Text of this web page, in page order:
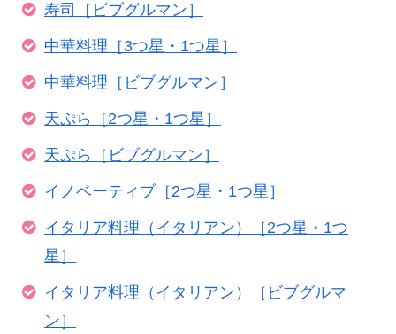
寿司［ビブグルマン］
中華料理［3つ星・1つ星］
中華料理［ビブグルマン］
天ぷら［2つ星・1つ星］
天ぷら［ビブグルマン］
イノベーティブ［2つ星・1つ星］
イタリア料理（イタリアン）［2つ星・1つ
星］
イタリア料理（イタリアン）［ビブグルマ
ン］